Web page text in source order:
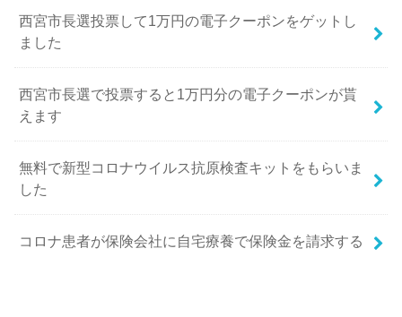
西宮市長選投票して1万円の電子クーポンをゲットし
ました
西宮市長選で投票すると1万円分の電子クーポンが貰
えます
無料で新型コロナウイルス抗原検査キットをもらいま
した
コロナ患者が保険会社に自宅療養で保険金を請求する